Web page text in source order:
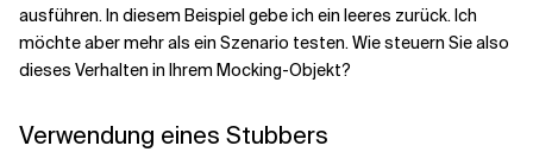
ausführen. In diesem Beispiel gebe ich ein leeres zurück. Ich
möchte aber mehr als ein Szenario testen. Wie steuern Sie also
dieses Verhalten in Ihrem Mocking-Objekt?
Verwendung eines Stubbers